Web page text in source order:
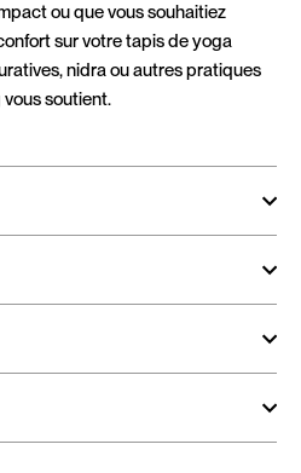
ou que vous souhaitiez
sur votre tapis de yoga
nidra ou autres pratiques
soutient.